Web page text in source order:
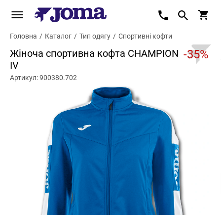
Головна / Каталог / Тип одягу / Спортивні кофти
Жіноча спортивна кофта CHAMPION
IV
-35%
Артикул: 900380.702